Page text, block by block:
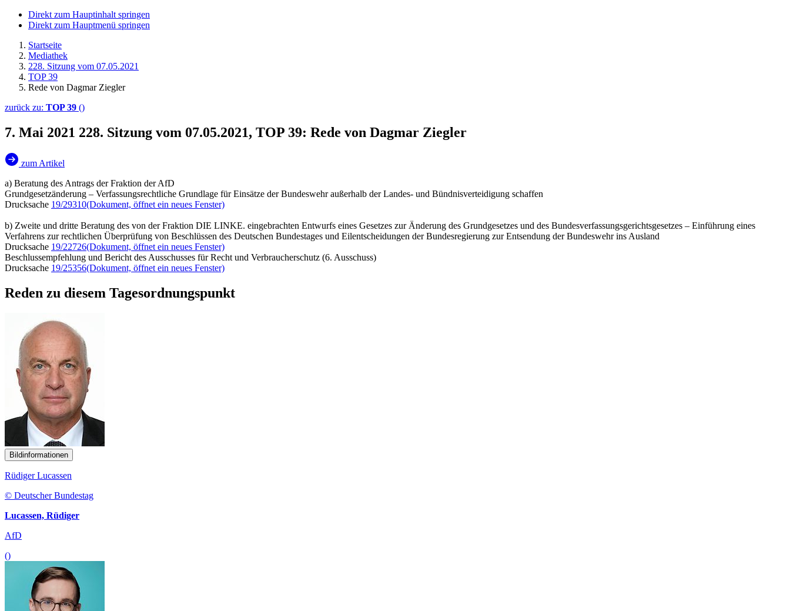
Direkt zum Hauptinhalt springen
Direkt zum Hauptmenü springen
Startseite
Mediathek
228. Sitzung vom 07.05.2021
TOP 39
Rede von Dagmar Ziegler
zurück zu: TOP 39 ()
7. Mai 2021 228. Sitzung vom 07.05.2021, TOP 39: Rede von Dagmar Ziegler
zum Artikel
a) Beratung des Antrags der Fraktion der AfD
Grundgesetzänderung – Verfassungsrechtliche Grundlage für Einsätze der Bundeswehr außerhalb der Landes- und Bündnisverteidigung schaffen
Drucksache 19/29310(Dokument, öffnet ein neues Fenster)
b) Zweite und dritte Beratung des von der Fraktion DIE LINKE. eingebrachten Entwurfs eines Gesetzes zur Änderung des Grundgesetzes und des Bundesverfassungsgerichtsgesetzes – Einführung eines
Verfahrens zur rechtlichen Überprüfung von Beschlüssen des Deutschen Bundestages und Eilentscheidungen der Bundesregierung zur Entsendung der Bundeswehr ins Ausland
Drucksache 19/22726(Dokument, öffnet ein neues Fenster)
Beschlussempfehlung und Bericht des Ausschusses für Recht und Verbraucherschutz (6. Ausschuss)
Drucksache 19/25356(Dokument, öffnet ein neues Fenster)
Reden zu diesem Tagesordnungspunkt
Bildinformationen
Rüdiger Lucassen
© Deutscher Bundestag
Lucassen, Rüdiger
AfD
()